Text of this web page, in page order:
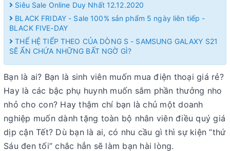
Siêu Sale Online Duy Nhất 12.12.2020
BLACK FRIDAY - Sale 100% sản phẩm 5 ngày liên tiếp -
BLACK FIVE-DAY
THẾ HỆ TIẾP THEO CỦA DÒNG S - SAMSUNG GALAXY S21
SẼ ẨN CHỨA NHỮNG BẤT NGỜ GÌ?
Bạn là ai? Bạn là sinh viên muốn mua điện thoại giá rẻ?
Hay là các bậc phụ huynh muốn sắm phần thưởng nho
nhỏ cho con? Hay thậm chí bạn là chủ một doanh
nghiệp muốn dành tặng toàn bộ nhân viên điều quý giá
dịp cận Tết? Dù bạn là ai, có nhu cầu gì thì sự kiện “thứ
Sáu đen tối” chắc hẳn sẽ làm bạn hài lòng.